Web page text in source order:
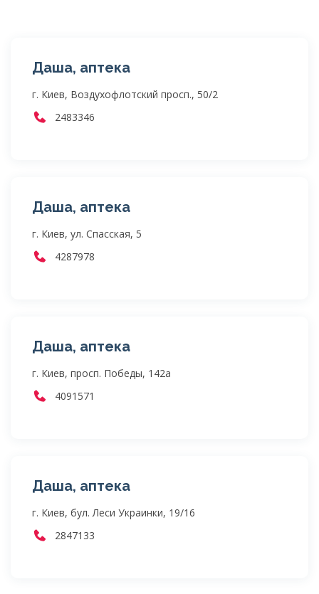
Даша, аптека
г. Киев, Воздухофлотский просп., 50/2
2483346
Даша, аптека
г. Киев, ул. Спасская, 5
4287978
Даша, аптека
г. Киев, просп. Победы, 142а
4091571
Даша, аптека
г. Киев, бул. Леси Украинки, 19/16
2847133